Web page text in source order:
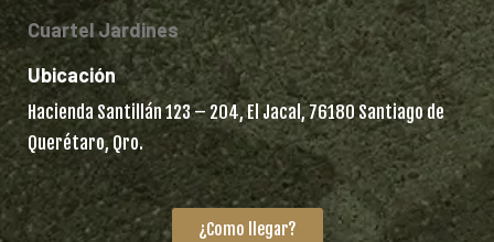
Cuartel Jardines
Ubicación
Hacienda Santillán 123 – 204, El Jacal, 76180 Santiago de
Querétaro, Qro.
¿Como llegar?